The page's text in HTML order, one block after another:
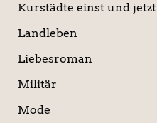
Kurstädte einst und jetzt
Landleben
Liebesroman
Militär
Mode